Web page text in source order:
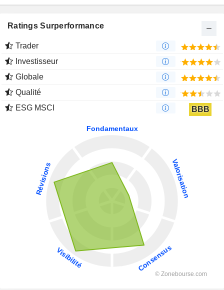
Ratings Surperformance
Trader
Investisseur
Globale
Qualité
ESG MSCI
BBB